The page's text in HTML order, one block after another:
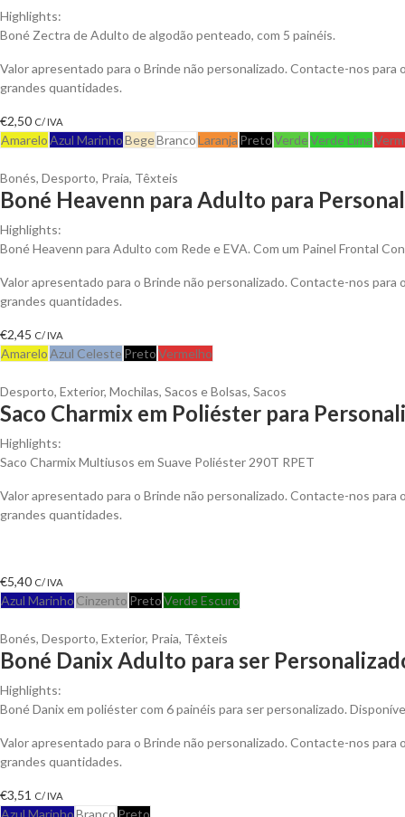
Highlights:
Boné Zectra de Adulto de algodão penteado, com 5 painéis.
Valor apresentado para o Brinde não personalizado. Contacte-nos
grandes quantidades.
€2,50 C/ IVA
AmareloAzul MarinhoBegeBrancoLaranja PretoVerdeVerde Lima
Bonés, Desporto, Praia, Têxteis
Boné Heavenn para Adulto para
Highlights:
Boné Heavenn para Adulto com Rede e EVA. Com um Painel Frontal
Valor apresentado para o Brinde não personalizado. Contacte-nos
grandes quantidades.
€2,45 C/ IVA
AmareloAzul Celeste PretoVermelho
Desporto, Exterior, Mochilas, Sacos e Bolsas, Sacos
Saco Charmix em Poliéster para
Highlights:
Saco Charmix Multiusos em Suave Poliéster 290T RPET
Valor apresentado para o Brinde não personalizado. Contacte-nos
grandes quantidades.
€5,40 C/ IVA
Azul Marinho Cinzento PretoVerde Escuro
Bonés, Desporto, Exterior, Praia, Têxteis
Boné Danix Adulto para ser
Highlights:
Boné Danix em poliéster com 6 painéis para ser personalizado.
Valor apresentado para o Brinde não personalizado. Contacte-nos
grandes quantidades.
€3,51 C/ IVA
Azul MarinhoBranco Preto